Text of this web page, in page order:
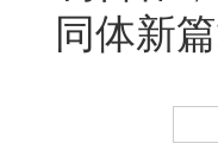
同体新篇